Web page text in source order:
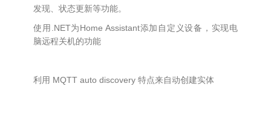
发现、状态更新等功能。
使用.NET为Home Assistant添加自定义设备，实现电
脑远程关机的功能
利用 MQTT auto discovery 特点来自动创建实体